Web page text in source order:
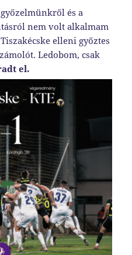
és a
nem volt alkalmam
elleni győztes
Ledobom, csak
el.